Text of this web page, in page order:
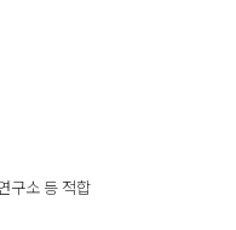
구소 등 적합